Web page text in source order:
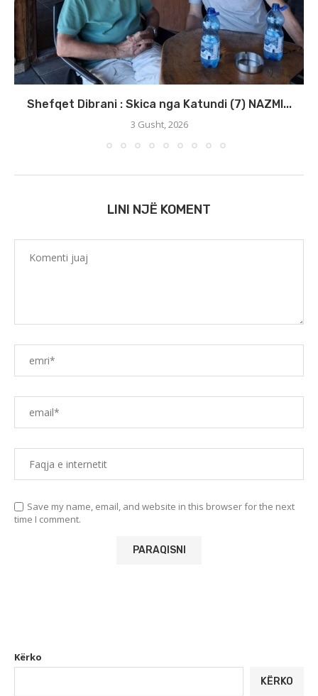
Shefqet Dibrani : Skica nga Katundi (7) NAZMI...
3 Gusht, 2026
LINI NJË KOMENT
Save my name, email, and website in this browser for the next
time I comment.
Kërko
KËRKO